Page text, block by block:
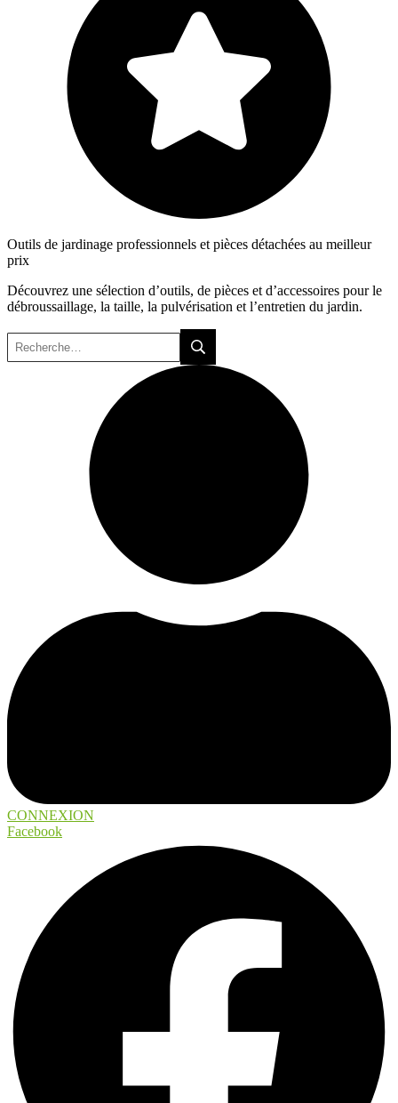
Outils de jardinage professionnels et pièces détachées au meilleur
prix
Découvrez une sélection d’outils, de pièces et d’accessoires pour le
débroussaillage, la taille, la pulvérisation et l’entretien du jardin.
CONNEXION
Facebook